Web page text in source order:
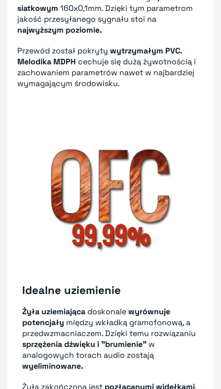
siatkowym 160x0,1mm. Dzięki tym parametrom
jakość przesyłanego sygnału stoi na
najwyższym poziomie.
Przewód został pokryty wytrzymałym PVC.
Melodika MDPH cechuje się dużą żywotnością i
zachowaniem parametrów nawet w najbardziej
wymagającym środowisku.
Idealne uziemienie
Żyła uziemiająca doskonalewyrównuje
potencjały między wkładką gramofonową, a
przedwzmacniaczem. Dzięki temu rozwiązaniu
sprzężenia dźwięku i "brumienie" w
analogowych torach audio zostają
wyeliminowane.
Żyła zakończona jest pozłacanymi widełkami,